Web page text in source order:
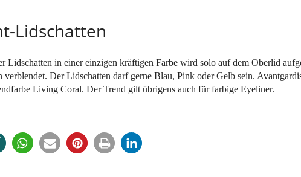
Lidschatten
Lidschatten in einer einzigen kräftigen Farbe wird solo auf dem Oberlid
verblendet. Der Lidschatten darf gerne Blau, Pink oder Gelb sein.
Living Coral. Der Trend gilt übrigens auch für farbige Eyeliner.